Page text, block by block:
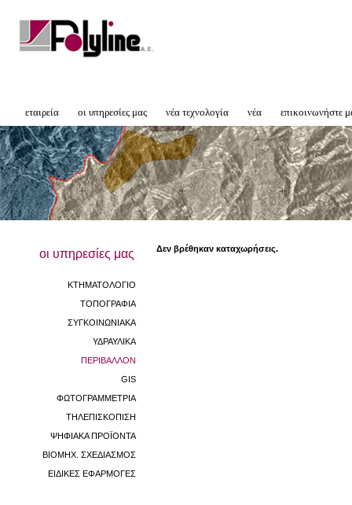
εταιρεία οι υπηρεσίες μας νέα τεχνολογία νέα επικοινωνήστε
οι υπηρεσίες μας
ΚΤΗΜΑΤΟΛΟΓΙΟ
ΤΟΠΟΓΡΑΦΙΑ
ΣΥΓΚΟΙΝΩΝΙΑΚΑ
ΥΔΡΑΥΛΙΚΑ
ΠΕΡΙΒΑΛΛΟΝ
GIS
ΦΩΤΟΓΡΑΜΜΕΤΡΙΑ
ΤΗΛΕΠΙΣΚΟΠΙΣΗ
ΨΗΦΙΑΚΑ ΠΡΟΪΟΝΤΑ
ΒΙΟΜHX. ΣΧΕΔΙΑΣΜΟΣ
ΕΙΔΙΚΕΣ ΕΦΑΡΜΟΓΕΣ
Δεν βρέθηκαν καταχωρήσεις.